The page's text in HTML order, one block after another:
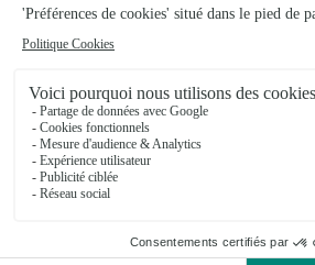
★ ★ ★ ★
Service nickel, commande arrivée à
apprécié.
20/03/2026
★